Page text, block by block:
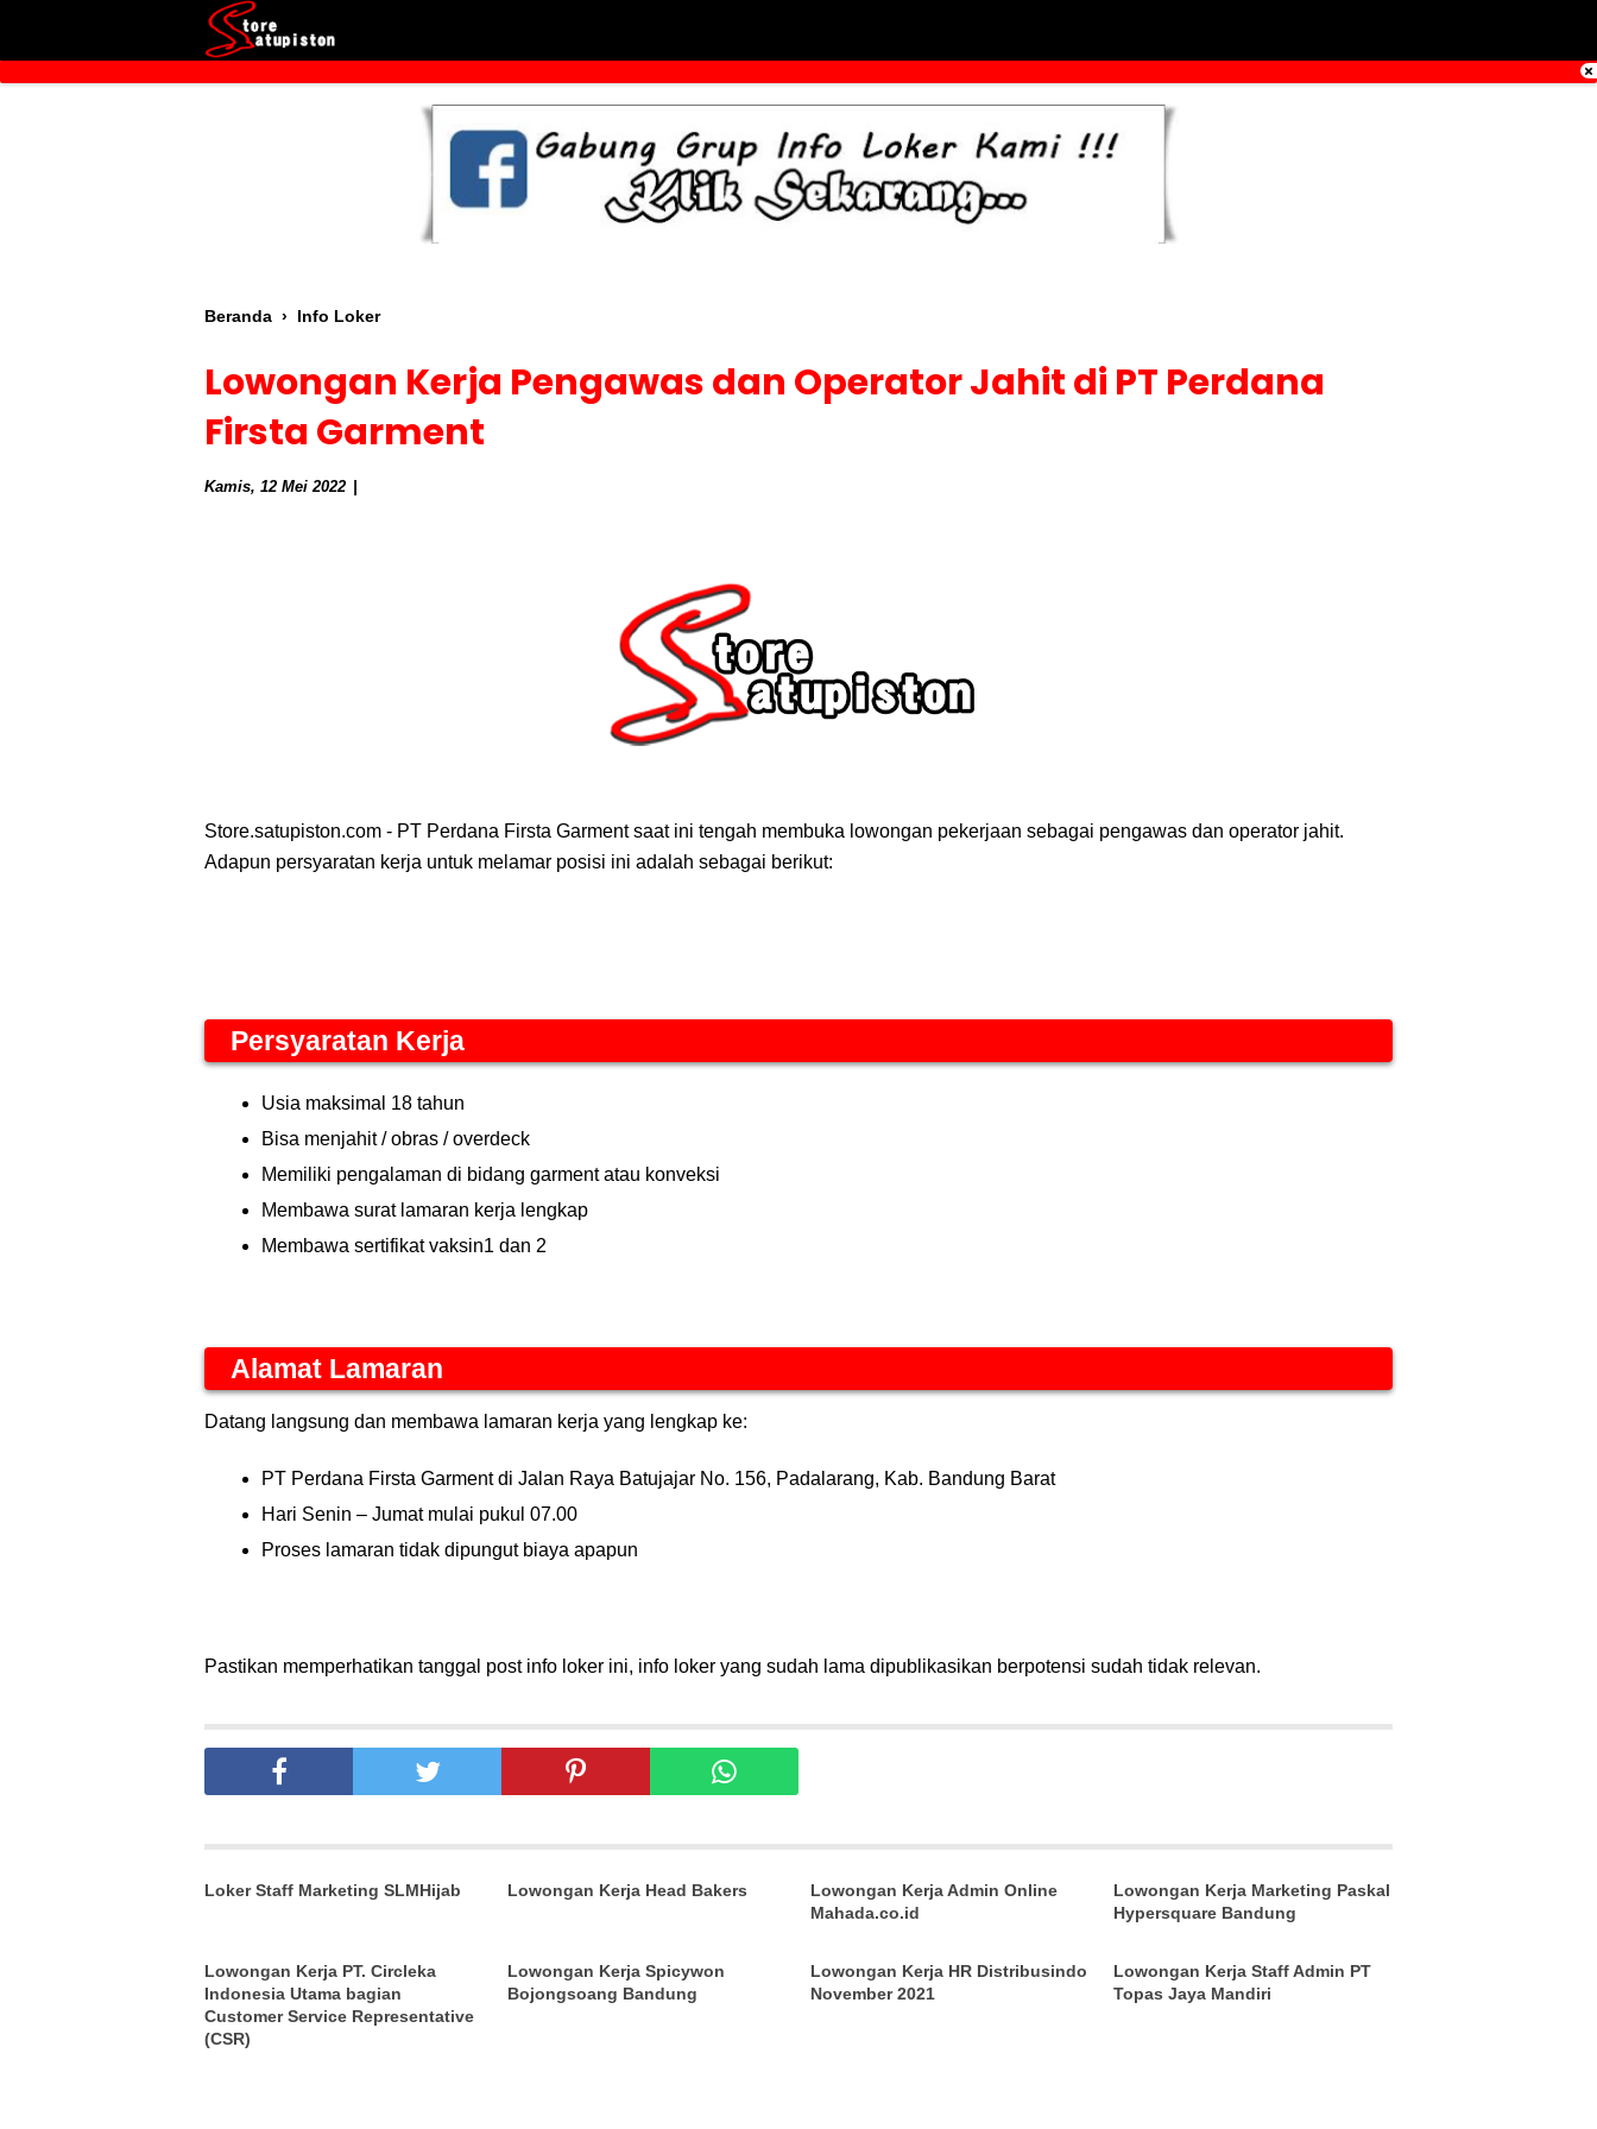
Beranda › Info Loker
Lowongan Kerja Pengawas dan Operator Jahit di PT Perdana
Firsta Garment
Kamis, 12 Mei 2022
Store.satupiston.com - PT Perdana Firsta Garment saat ini tengah membuka lowongan pekerjaan sebagai pengawas dan operator jahit.
Adapun persyaratan kerja untuk melamar posisi ini adalah sebagai berikut:
Persyaratan Kerja
Usia maksimal 18 tahun
Bisa menjahit / obras / overdeck
Memiliki pengalaman di bidang garment atau konveksi
Membawa surat lamaran kerja lengkap
Membawa sertifikat vaksin1 dan 2
Alamat Lamaran
Datang langsung dan membawa lamaran kerja yang lengkap ke:
PT Perdana Firsta Garment di Jalan Raya Batujajar No. 156, Padalarang, Kab. Bandung Barat
Hari Senin – Jumat mulai pukul 07.00
Proses lamaran tidak dipungut biaya apapun
Pastikan memperhatikan tanggal post info loker ini, info loker yang sudah lama dipublikasikan berpotensi sudah tidak relevan.
Loker Staff Marketing SLMHijab Lowongan Kerja Head Bakers
Lowongan Kerja Admin Online
Mahada.co.id
Lowongan Kerja Marketing Paskal
Hypersquare Bandung
Lowongan Kerja PT. Circleka
Indonesia Utama bagian
Customer Service Representative
(CSR)
Lowongan Kerja Spicywon
Bojongsoang Bandung
Lowongan Kerja HR Distribusindo
November 2021
Lowongan Kerja Staff Admin PT
Topas Jaya Mandiri